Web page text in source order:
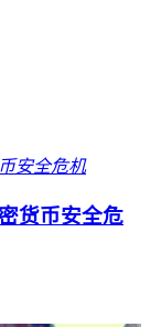
货币安全危